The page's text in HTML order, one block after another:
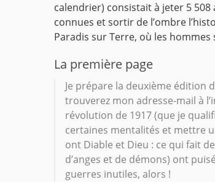
calendrier) consistait à jeter 5 508
connues et sortir de l’ombre
Paradis sur Terre, où les hommes
La première page
Je prépare la deuxième édition
trouverez mon adresse-mail à
révolution de 1917 (que je
certaines mentalités et mettre
ont Diable et Dieu : ce qui fait
d’anges et de démons) ont
guerres inutiles, alors !